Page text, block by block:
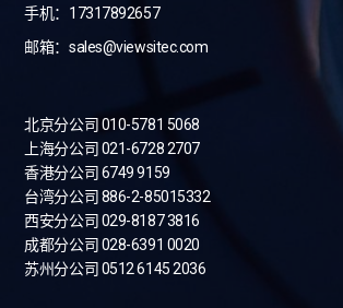
手机：17317892657
邮箱：sales@viewsitec.com
北京分公司 010-5781 5068
上海分公司 021-6728 2707
香港分公司 6749 9159
台湾分公司 886-2-85015332
西安分公司 029-8187 3816
成都分公司 028-6391 0020
苏州分公司 0512 6145 2036